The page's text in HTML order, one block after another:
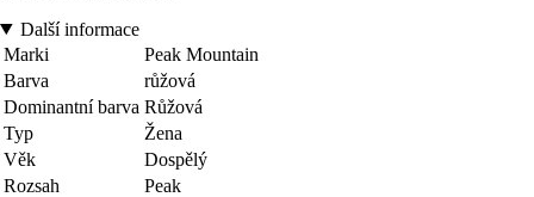
Další informace
Marki
Peak Mountain
Barva
růžová
Dominantní barva Růžová
Typ
Žena
Věk
Dospělý
Rozsah
Peak